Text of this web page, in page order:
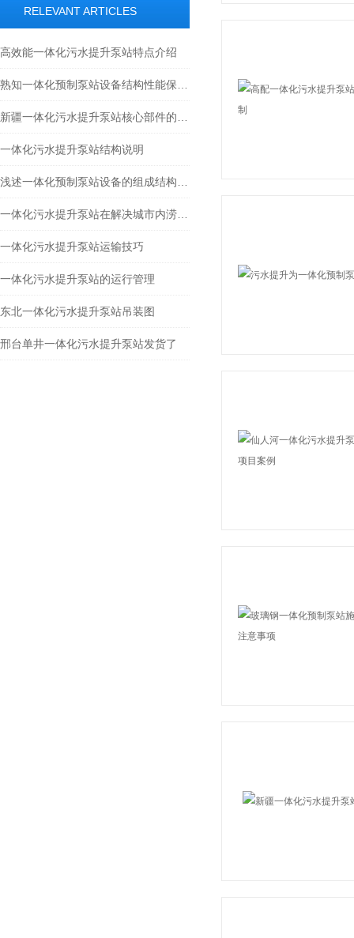
RELEVANT ARTICLES
高效能一体化污水提升泵站特点介绍
一体化污水提升泵站结构说明
一体化污水提升泵站运输技巧
一体化污水提升泵站的运行管理
东北一体化污水提升泵站吊装图
邢台单井一体化污水提升泵站发货了